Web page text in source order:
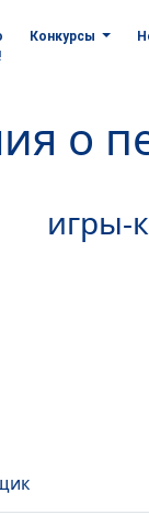
Конкурсы
о
игры-